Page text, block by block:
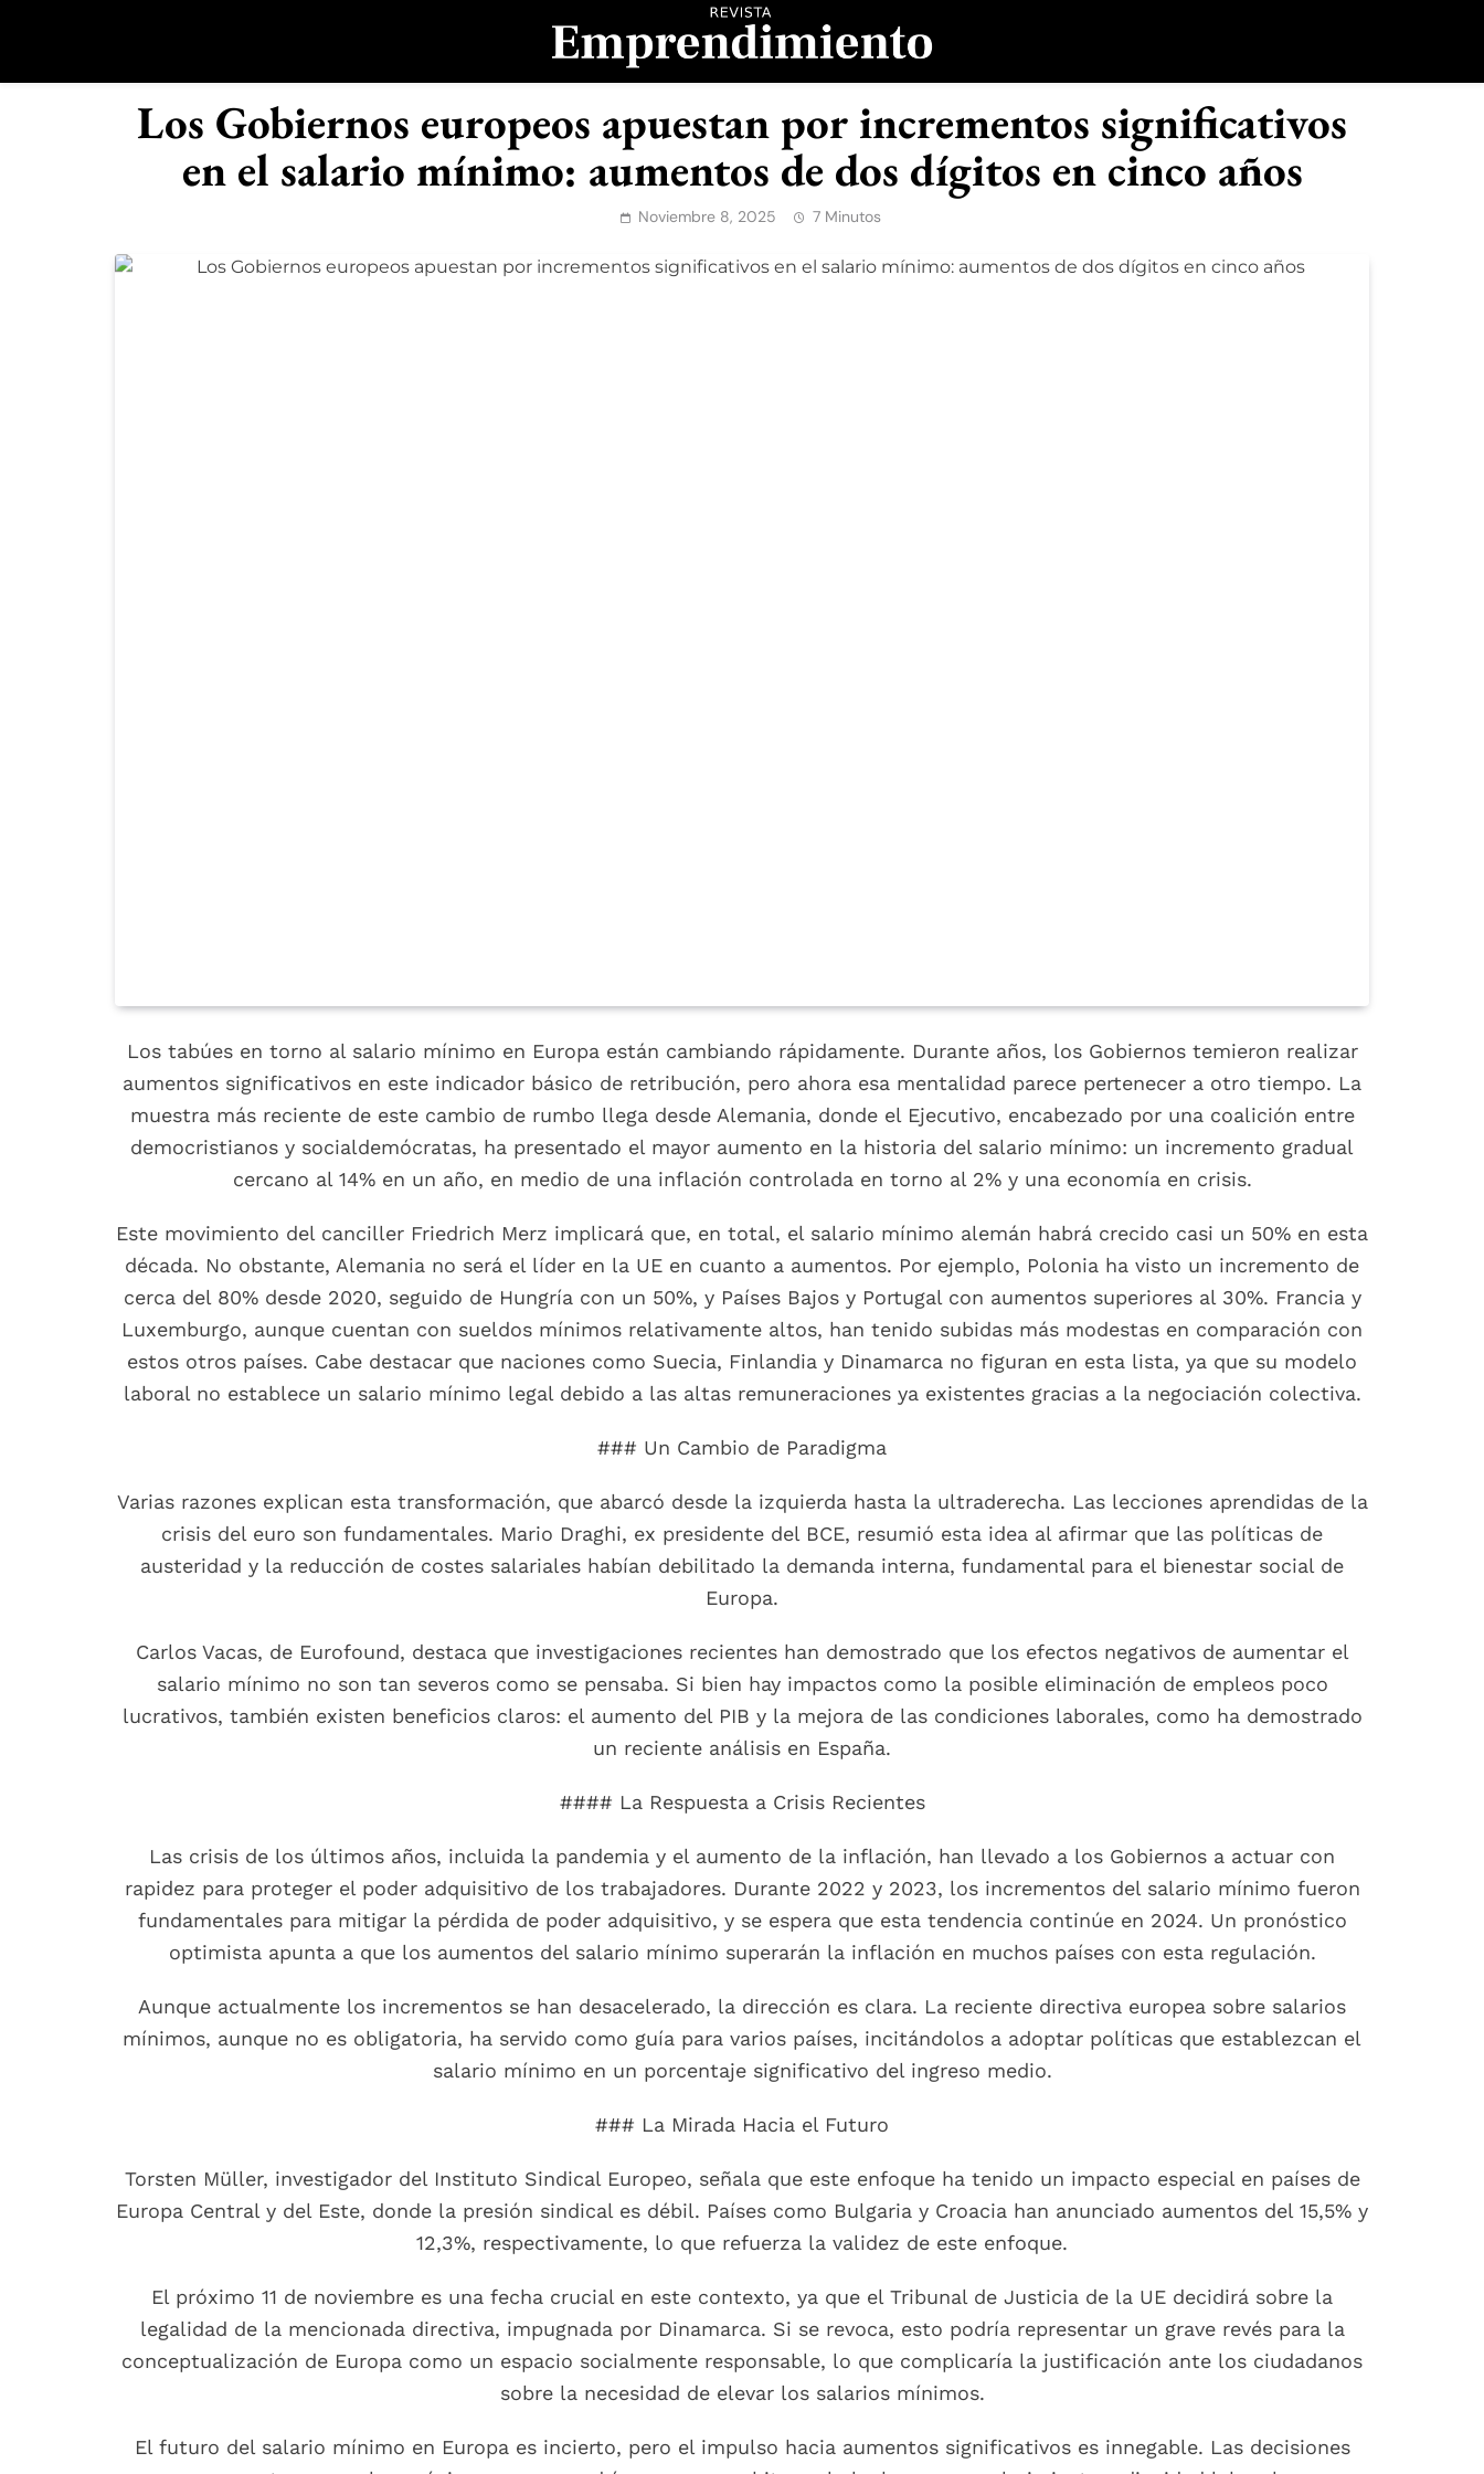
Revista Emprendimiento
Los Gobiernos europeos apuestan por incrementos significativos
en el salario mínimo: aumentos de dos dígitos en cinco años
Noviembre 8, 2025 7 Minutos
Los tabúes en torno al salario mínimo en Europa están cambiando rápidamente. Durante años, los Gobiernos temieron realizar
aumentos significativos en este indicador básico de retribución, pero ahora esa mentalidad parece pertenecer a otro tiempo. La
muestra más reciente de este cambio de rumbo llega desde Alemania, donde el Ejecutivo, encabezado por una coalición entre
democristianos y socialdemócratas, ha presentado el mayor aumento en la historia del salario mínimo: un incremento gradual
cercano al 14% en un año, en medio de una inflación controlada en torno al 2% y una economía en crisis.
Este movimiento del canciller Friedrich Merz implicará que, en total, el salario mínimo alemán habrá crecido casi un 50% en esta
década. No obstante, Alemania no será el líder en la UE en cuanto a aumentos. Por ejemplo, Polonia ha visto un incremento de
cerca del 80% desde 2020, seguido de Hungría con un 50%, y Países Bajos y Portugal con aumentos superiores al 30%. Francia y
Luxemburgo, aunque cuentan con sueldos mínimos relativamente altos, han tenido subidas más modestas en comparación con
estos otros países. Cabe destacar que naciones como Suecia, Finlandia y Dinamarca no figuran en esta lista, ya que su modelo
laboral no establece un salario mínimo legal debido a las altas remuneraciones ya existentes gracias a la negociación colectiva.
### Un Cambio de Paradigma
Varias razones explican esta transformación, que abarcó desde la izquierda hasta la ultraderecha. Las lecciones aprendidas de la
crisis del euro son fundamentales. Mario Draghi, ex presidente del BCE, resumió esta idea al afirmar que las políticas de
austeridad y la reducción de costes salariales habían debilitado la demanda interna, fundamental para el bienestar social de
Europa.
Carlos Vacas, de Eurofound, destaca que investigaciones recientes han demostrado que los efectos negativos de aumentar el
salario mínimo no son tan severos como se pensaba. Si bien hay impactos como la posible eliminación de empleos poco
lucrativos, también existen beneficios claros: el aumento del PIB y la mejora de las condiciones laborales, como ha demostrado
un reciente análisis en España.
#### La Respuesta a Crisis Recientes
Las crisis de los últimos años, incluida la pandemia y el aumento de la inflación, han llevado a los Gobiernos a actuar con
rapidez para proteger el poder adquisitivo de los trabajadores. Durante 2022 y 2023, los incrementos del salario mínimo fueron
fundamentales para mitigar la pérdida de poder adquisitivo, y se espera que esta tendencia continúe en 2024. Un pronóstico
optimista apunta a que los aumentos del salario mínimo superarán la inflación en muchos países con esta regulación.
Aunque actualmente los incrementos se han desacelerado, la dirección es clara. La reciente directiva europea sobre salarios
mínimos, aunque no es obligatoria, ha servido como guía para varios países, incitándolos a adoptar políticas que establezcan el
salario mínimo en un porcentaje significativo del ingreso medio.
### La Mirada Hacia el Futuro
Torsten Müller, investigador del Instituto Sindical Europeo, señala que este enfoque ha tenido un impacto especial en países de
Europa Central y del Este, donde la presión sindical es débil. Países como Bulgaria y Croacia han anunciado aumentos del 15,5% y
12,3%, respectivamente, lo que refuerza la validez de este enfoque.
El próximo 11 de noviembre es una fecha crucial en este contexto, ya que el Tribunal de Justicia de la UE decidirá sobre la
legalidad de la mencionada directiva, impugnada por Dinamarca. Si se revoca, esto podría representar un grave revés para la
conceptualización de Europa como un espacio socialmente responsable, lo que complicaría la justificación ante los ciudadanos
sobre la necesidad de elevar los salarios mínimos.
El futuro del salario mínimo en Europa es incierto, pero el impulso hacia aumentos significativos es innegable. Las decisiones